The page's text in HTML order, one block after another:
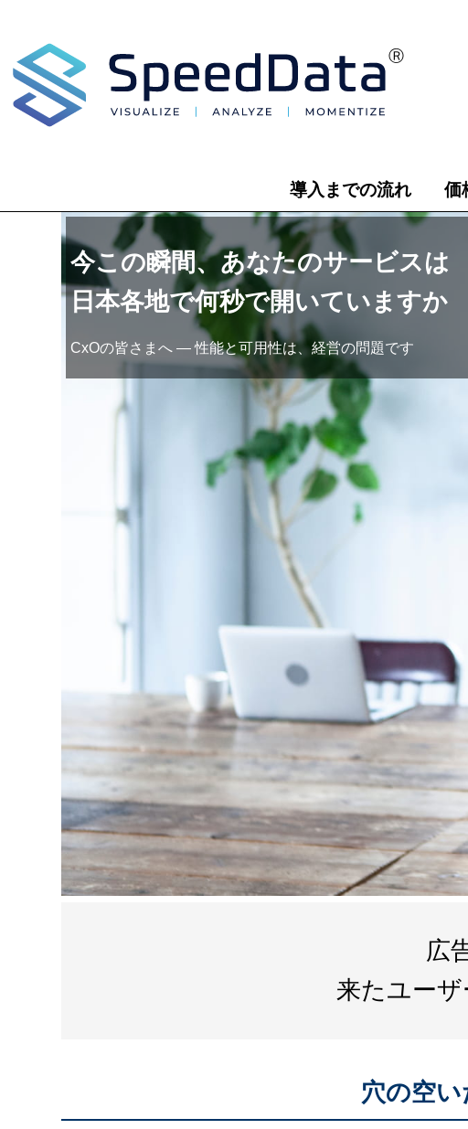
導入までの流れ 価
今この瞬間、あなたのサービスは
日本各地で何秒で開いていますか
CxOの皆さまへ ― 性能と可用性は、経営の問題です
広
来たユー
穴の空